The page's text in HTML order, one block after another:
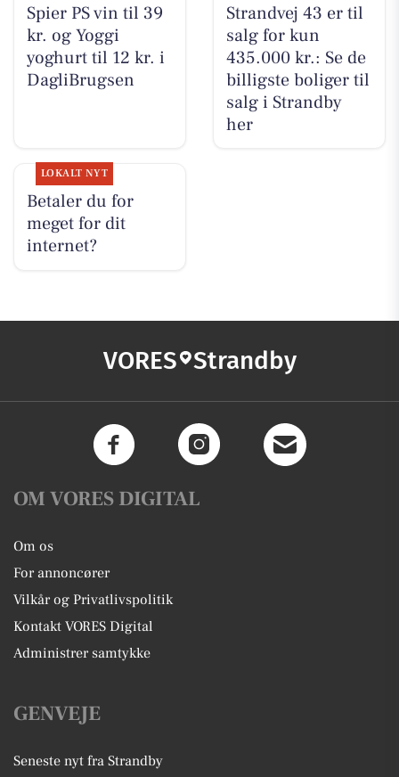
Spier PS vin til 39
kr. og Yoggi
yoghurt til 12 kr. i
DagliBrugsen
Strandvej 43 er til
salg for kun
435.000 kr.: Se de
billigste boliger til
salg i Strandby
her
LOKALT NYT
Betaler du for
meget for dit
internet?
VORES Strandby
OM VORES DIGITAL
Om os
For annoncører
Vilkår og Privatlivspolitik
Kontakt VORES Digital
Administrer samtykke
GENVEJE
Seneste nyt fra Strandby